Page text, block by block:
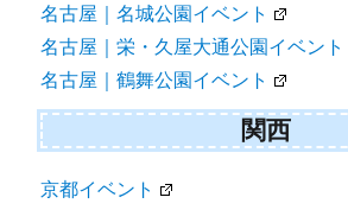
名古屋｜名城公園イベント
名古屋｜栄・久屋大通公園イベント
名古屋｜鶴舞公園イベント
関西
京都イベント